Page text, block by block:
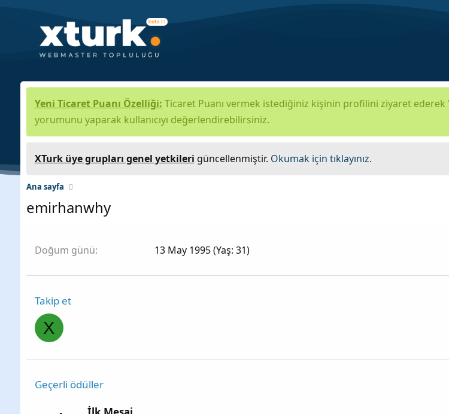
Yeni Ticaret Puanı Özelliği: Ticaret Puanı vermek istediğiniz kişinin profilini ziyaret
yorumunu yaparak kullanıcıyı değerlendirebilirsiniz.
XTurk üye grupları genel yetkileri güncellenmiştir. Okumak için tıklayınız.
Ana sayfa
emirhanwhy
Doğum günü 13 May 1995 (Yaş: 31)
Takip et
X
Geçerli ödüller